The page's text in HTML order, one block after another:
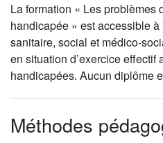
La formation « Les problèmes
handicapée » est accessible
sanitaire, social et médico-
en situation d’exercice effectif
handicapées. Aucun diplôme
Méthodes